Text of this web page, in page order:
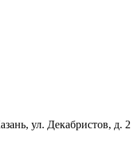
ул. Декабристов, д. 2